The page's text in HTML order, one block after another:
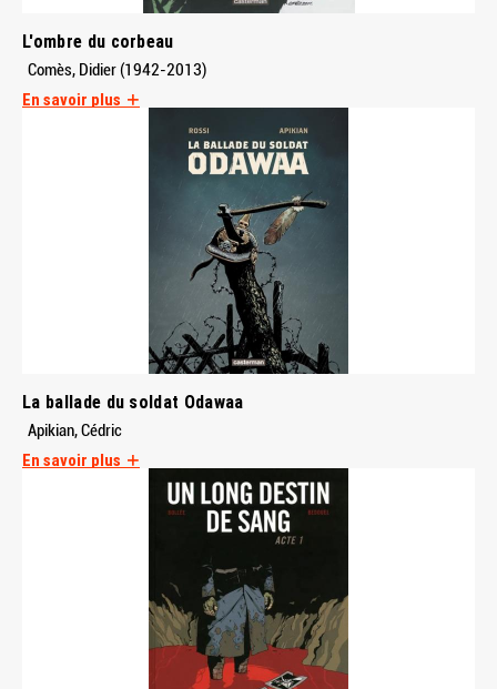
L'ombre du corbeau
Comès, Didier (1942-2013)
En savoir plus
La ballade du soldat Odawaa
Apikian, Cédric
En savoir plus